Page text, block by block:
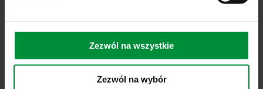
Zezwól na wszystkie
Zezwól na wybór
Powiązane artykuły
Bramy garażowe na systemach Aluprof już w
ofercie ABM Jędraszek